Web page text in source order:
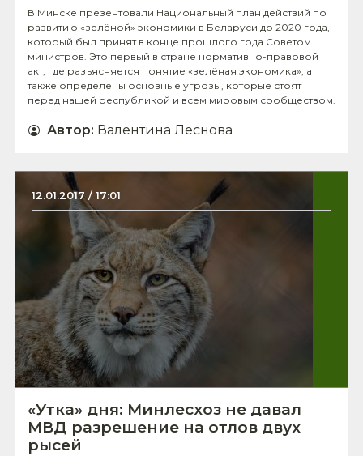
В Минске презентовали Национальный план действий по
развитию «зелёной» экономики в Беларуси до 2020 года,
который был принят в конце прошлого года Советом
министров. Это первый в стране нормативно-правовой
акт, где разъясняется понятие «зелёная экономика», а
также определены основные угрозы, которые стоят
перед нашей республикой и всем мировым сообществом.
Автор: Валентина Леснова
12.01.2017 / 17:01
«Утка» дня: Минлесхоз не давал
МВД разрешение на отлов двух
рысей